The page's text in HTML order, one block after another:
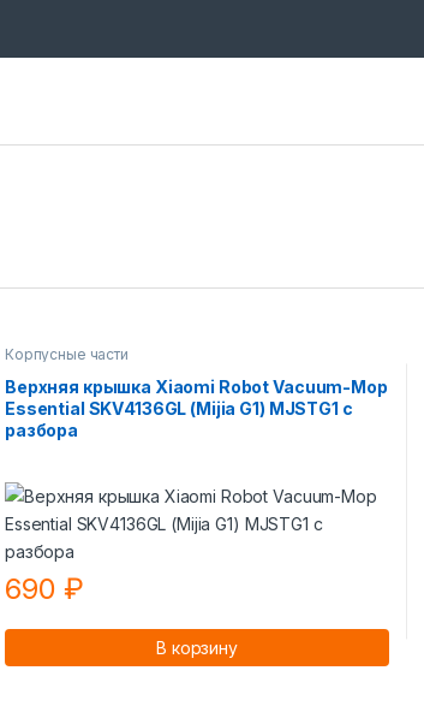
Корпусные части
Верхняя крышка Xiaomi Robot Vacuum-Mop
Essential SKV4136GL (Mijia G1) MJSTG1 с
разбора
690₽
В корзину